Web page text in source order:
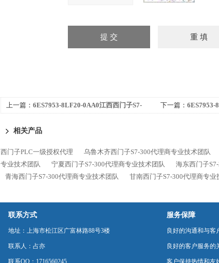
上一篇： 6ES7953-8LF20-0AA0江西西门子S7-
下一篇： 6ES7953-
相关产品
西门子PLC一级授权代理 乌鲁木齐西门子S7-300代理商专业技术团队
专业技术团队
宁夏西门子S7-300代理商专业技术团队 海东西门子
青海西门子S7-300代理商专业技术团队
甘南西门子S7-300代理商专业
联系方式
地址：上海市松江区广富林路88号3楼
联系人：占亦
联系QQ：1716560245
服务保障
良好的沟通和与客
良好的客户服务的
客户保持热情和友